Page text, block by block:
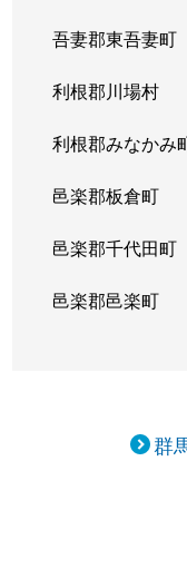
吾妻郡東吾妻町
利根郡川場村
利根郡みなかみ
邑楽郡板倉町
邑楽郡千代田町
邑楽郡邑楽町
群